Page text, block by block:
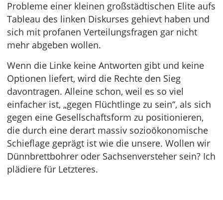
Probleme einer kleinen großstädtischen Elite aufs
Tableau des linken Diskurses gehievt haben und
sich mit profanen Verteilungsfragen gar nicht
mehr abgeben wollen.
Wenn die Linke keine Antworten gibt und keine
Optionen liefert, wird die Rechte den Sieg
davontragen. Alleine schon, weil es so viel
einfacher ist, „gegen Flüchtlinge zu sein“, als sich
gegen eine Gesellschaftsform zu positionieren,
die durch eine derart massiv sozioökonomische
Schieflage geprägt ist wie die unsere. Wollen wir
Dünnbrettbohrer oder Sachsenversteher sein? Ich
plädiere für Letzteres.